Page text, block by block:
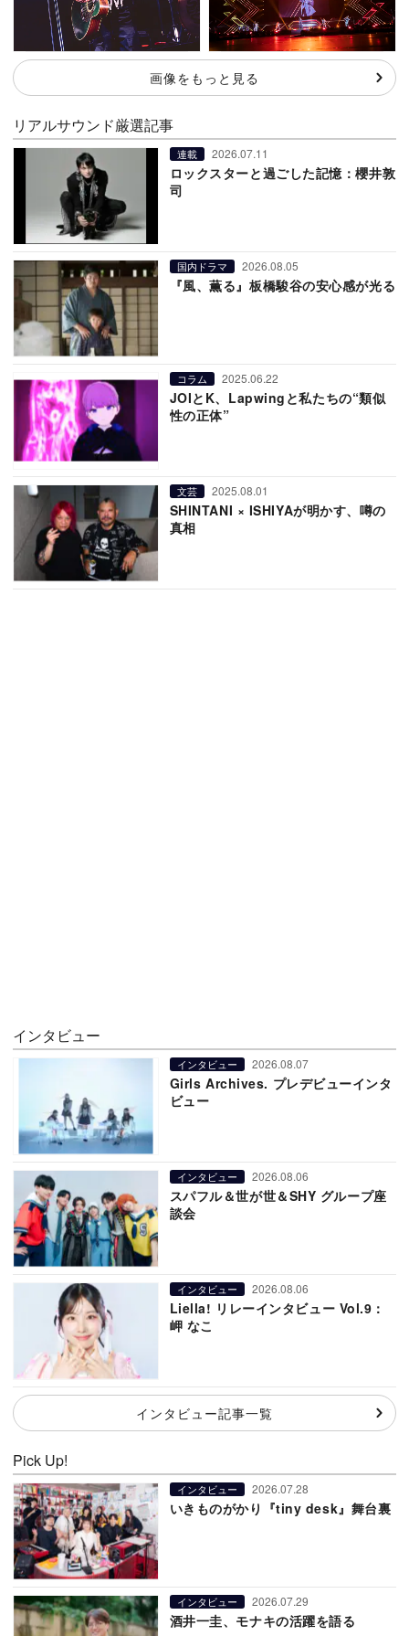
画像をもっと見る
リアルサウンド厳選記事
連載 2026.07.11
ロックスターと過ごした記憶：櫻井敦
司
国内ドラマ 2026.08.05
『風、薫る』板橋駿谷の安心感が光る
コラム 2025.06.22
JOIとK、Lapwingと私たちの“類似
性の正体”
文芸 2025.08.01
SHINTANI × ISHIYAが明かす、噂の
真相
インタビュー
インタビュー 2026.08.07
Girls Archives. プレデビューインタ
ビュー
インタビュー 2026.08.06
スパフル＆世が世＆SHY グループ座
談会
インタビュー 2026.08.06
Liella! リレーインタビュー Vol.9：
岬 なこ
インタビュー記事一覧
Pick Up!
インタビュー 2026.07.28
いきものがかり『tiny desk』舞台裏
インタビュー 2026.07.29
酒井一圭、モナキの活躍を語る